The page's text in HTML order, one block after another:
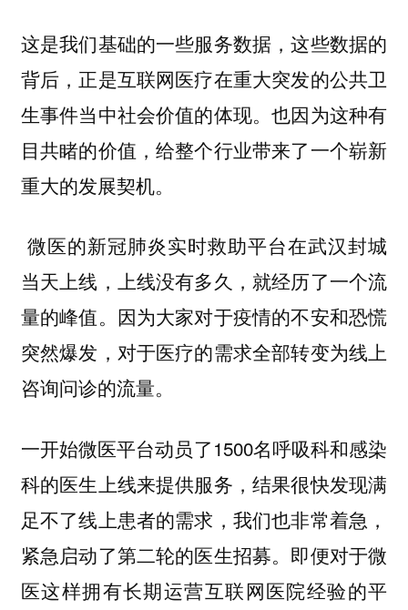
这是我们基础的一些服务数据，这些数据的
背后，正是互联网医疗在重大突发的公共卫
生事件当中社会价值的体现。也因为这种有
目共睹的价值，给整个行业带来了一个崭新
重大的发展契机。
微医的新冠肺炎实时救助平台在武汉封城
当天上线，上线没有多久，就经历了一个流
量的峰值。因为大家对于疫情的不安和恐慌
突然爆发，对于医疗的需求全部转变为线上
咨询问诊的流量。
一开始微医平台动员了1500名呼吸科和感染
科的医生上线来提供服务，结果很快发现满
足不了线上患者的需求，我们也非常着急，
紧急启动了第二轮的医生招募。即便对于微
医这样拥有长期运营互联网医院经验的平